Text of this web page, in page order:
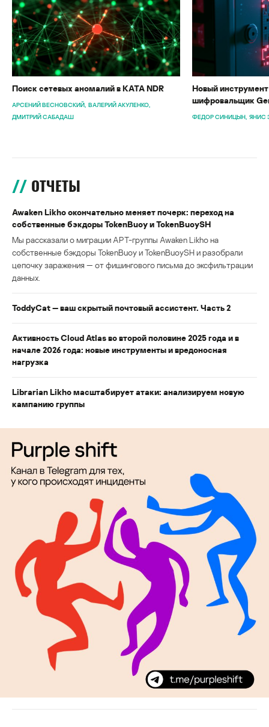
Поиск сетевых аномалий в KATA NDR
АРСЕНИЙ ВЕСНОВСКИЙ ВАЛЕРИЙ АКУЛЕНКО
ДМИТРИЙ САБАДАШ
Новый
шифровальщик
ФЕДОР СИНИЦЫН ЯНИС
ОТЧЕТЫ
Awaken Likho окончательно меняет почерк: переход на
собственные бэкдоры TokenBuoy и TokenBuoySH
Мы рассказали о миграции APT-группы Awaken Likho на
собственные бэкдоры TokenBuoy и TokenBuoySH и разобрали
цепочку заражения — от фишингового письма до эксфильтрации
данных.
ToddyCat — ваш скрытый почтовый ассистент. Часть 2
Активность Cloud Atlas во второй половине 2025 года и в
начале 2026 года: новые инструменты и вредоносная
нагрузка
Librarian Likho масштабирует атаки: анализируем новую
кампанию группы